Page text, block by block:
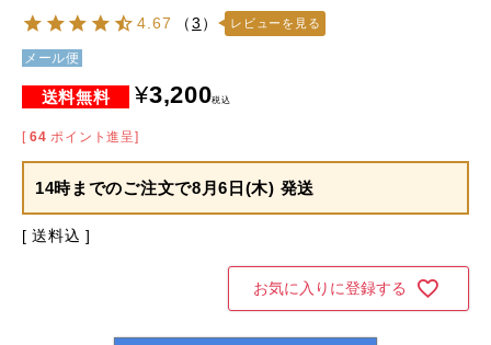
4.67 （3 ） レビューを見る
メール便
¥3,200税込
[ 64 ポイント進呈]
14時までのご注文で8月6日(木) 発送
送料込
お気に入りに登録する